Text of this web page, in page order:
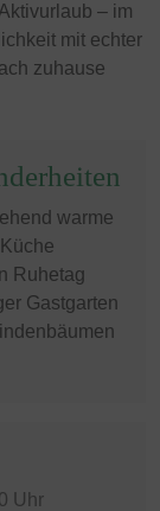
– im
mit echter
zuhause
warme
Küche
Ruhetag
Gastgarten
Uhr